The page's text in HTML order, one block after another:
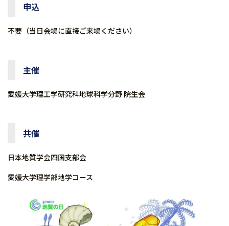
申込
不要（当日会場に直接ご来場ください）
主催
愛媛大学理工学研究科地球科学分野 院生会
共催
日本地質学会四国支部会
愛媛大学理学部地学コース